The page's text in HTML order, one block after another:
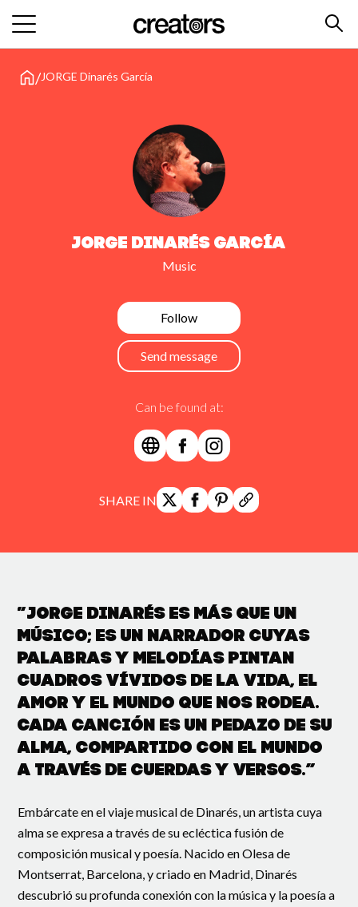
/JORGE Dinarés García
JORGE Dinarés García
Music
Follow
Send message
Can be found at:
SHARE IN
“Jorge Dinarés es más que un
músico; es un narrador cuyas
palabras y melodías pintan
cuadros vívidos de la vida, el
amor y el mundo que nos rodea.
Cada canción es un pedazo de su
alma, compartido con el mundo
a través de cuerdas y versos.”
Embárcate en el viaje musical de Dinarés, un artista cuya
alma se expresa a través de su ecléctica fusión de
composición musical y poesía. Nacido en Olesa de
Montserrat, Barcelona, y criado en Madrid, Dinarés
descubrió su profunda conexión con la música y la poesía a